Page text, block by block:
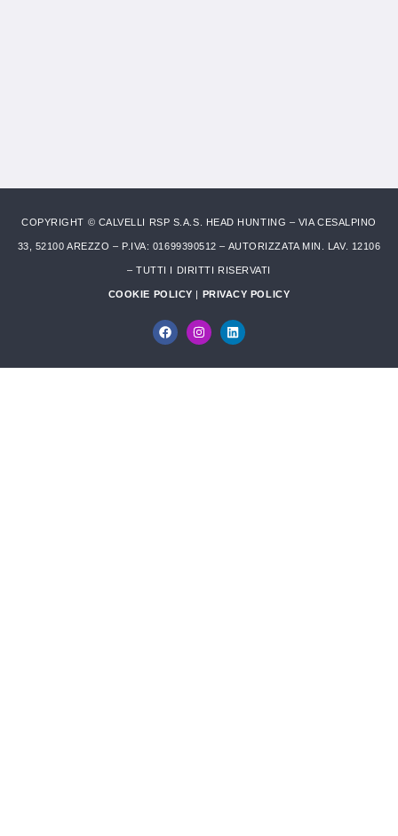
COPYRIGHT © CALVELLI RSP S.A.S. HEAD HUNTING – VIA CESALPINO
33, 52100 AREZZO – P.IVA: 01699390512 – AUTORIZZATA MIN. LAV. 12106
– TUTTI I DIRITTI RISERVATI
COOKIE POLICY PRIVACY POLICY